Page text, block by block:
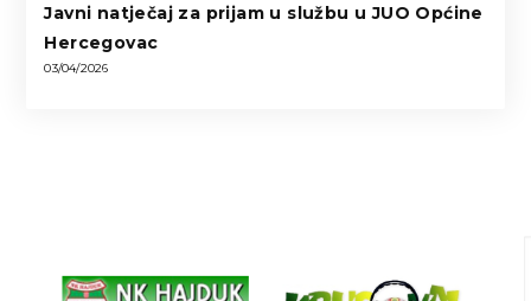
Javni natječaj za prijam u službu u JUO Općine
Hercegovac
03/04/2026